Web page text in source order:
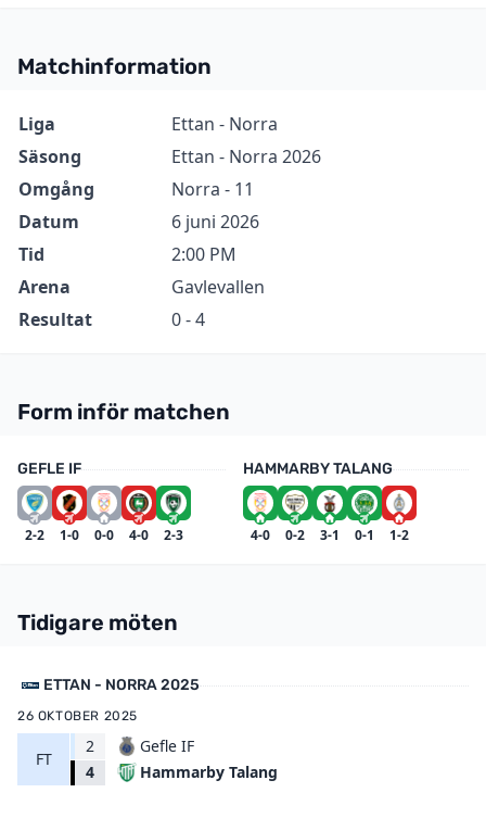
Matchinformation
Information Värde
Liga
Ettan - Norra
Säsong
Ettan - Norra 2026
Omgång
Norra - 11
Datum
6 juni 2026
Tid
2:00 PM
Arena
Gavlevallen
Resultat
0 - 4
Form inför matchen
GEFLE IF
2-2 1-0 0-0 4-0 2-3
HAMMARBY TALANG
4-0 0-2 3-1 0-1 1-2
Tidigare möten
ETTAN - NORRA 2025
26 OKTOBER 2025
FT
2
4
Gefle IF
Hammarby Talang